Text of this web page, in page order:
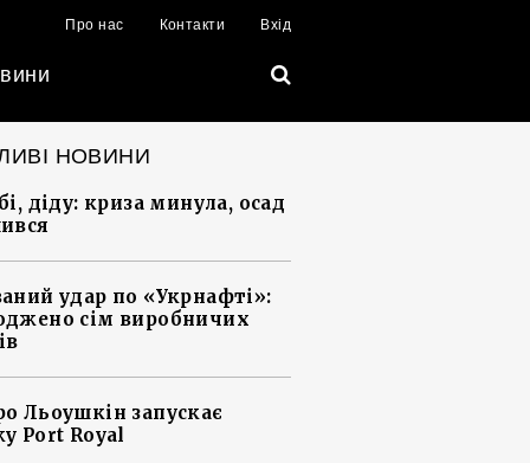
Про нас Контакти Вхід
НОВИНИ
діду: криза минула, осад
удар по «Укрнафті»:
сім виробничих
Льоушкін запускає
Port Royal